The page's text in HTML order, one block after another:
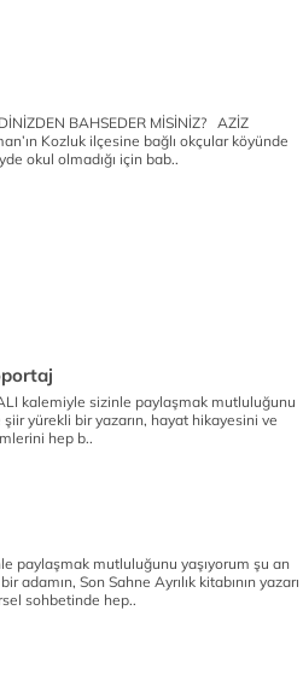
BAHSEDER MİSİNİZ? AZİZ
Kozluk ilçesine bağlı okçular köyünde
okul olmadığı için bab..
kalemiyle sizinle paylaşmak mutluluğunu
yürekli bir yazarın, hayat hikayesini ve
hep b..
paylaşmak mutluluğunu yaşıyorum şu an
adamın, Son Sahne Ayrılık kitabının yazarı
sohbetinde hep..